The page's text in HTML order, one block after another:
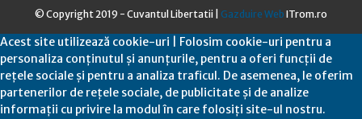
© Copyright 2019 - Cuvantul Libertatii | Gazduire Web ITrom.ro
Acest site utilizează cookie-uri | Folosim cookie-uri pentru a
personaliza conținutul și anunțurile, pentru a oferi funcții de
rețele sociale și pentru a analiza traficul. De asemenea, le oferim
partenerilor de rețele sociale, de publicitate și de analize
informații cu privire la modul în care folosiți site-ul nostru.